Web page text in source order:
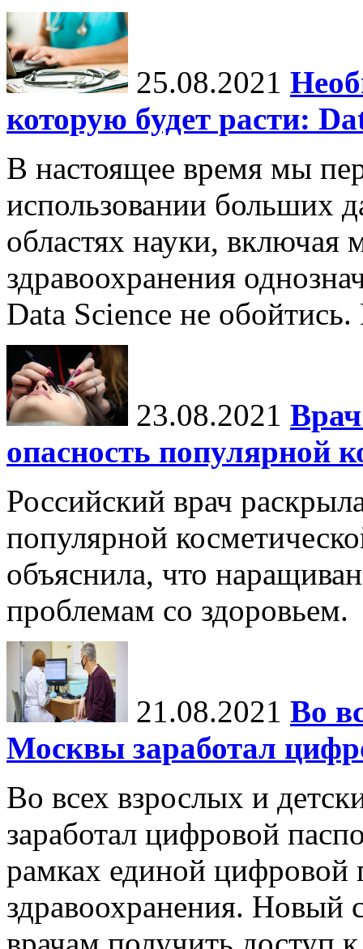
25.08.2021
которую будет расти:
В настоящее время мы
использовании больших
областях науки, включая
здравоохранения
Data Science не
23.08.2021
опасность популярной
Российский врач
популярной
объяснила, что
проблемам со здоровьем.
21.08.2021 Во
Москвы заработал
Во всех взрослых и
заработал цифровой
рамках единой цифровой
здравоохранения. Новый